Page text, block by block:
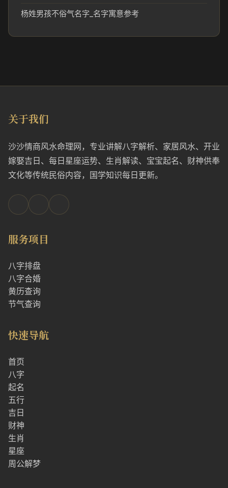
杨姓男孩不俗气名字_名字寓意参考
关于我们
沙沙情商风水命理网，专业讲解八字解析、家居风水、开业
嫁娶吉日、每日星座运势、生肖解读、宝宝起名、财神供奉
文化等传统民俗内容，国学知识每日更新。
服务项目
八字排盘
八字合婚
黄历查询
节气查询
快速导航
首页
八字
起名
五行
吉日
财神
生肖
星座
周公解梦